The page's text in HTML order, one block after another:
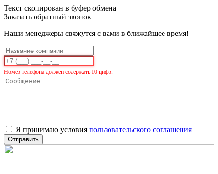
Текст скопирован в буфер обмена
Заказать обратный звонок
Наши менеджеры свяжутся с вами в ближайшее время!
Номер телефона должен содержать 10 цифр.
Я принимаю условия пользовательского соглашения
Отправить